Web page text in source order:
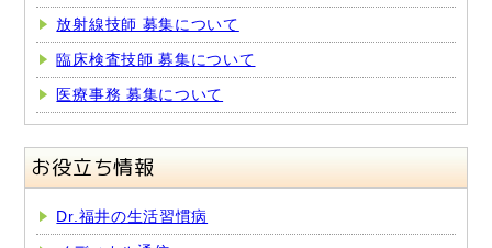
放射線技師 募集について
臨床検査技師 募集について
医療事務 募集について
お役立ち情報
Dr.福井の生活習慣病